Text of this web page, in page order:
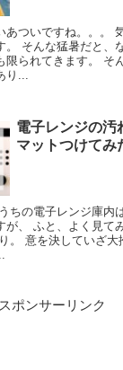
あついですね。。。
。 そんな猛暑だと、
限られてきます。 そ
...
電子レンジの汚
マットつけてみ
ちの電子レンジ庫内
が、 ふと、よく見て
。 意を決していざ
スポンサーリンク